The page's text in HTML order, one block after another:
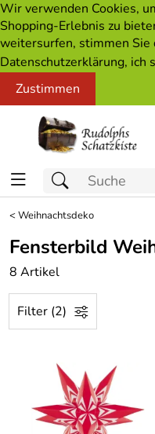
Wir verwenden Cookies,
Shopping-Erlebnis zu
weitersurfen, stimmen Sie
Datenschutzerklärung, ich
Zustimmen
<Weihnachtsdeko
Fensterbild
8 Artikel
Filter (2)